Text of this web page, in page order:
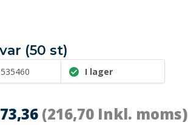
(50 st)
535460 I lager
(216,70 Inkl. moms)